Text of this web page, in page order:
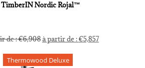
TimberIN Nordic Rojal™
de :€6,908à partir de :€5,857
Thermowood Deluxe